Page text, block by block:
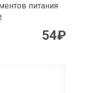
питания
54₽